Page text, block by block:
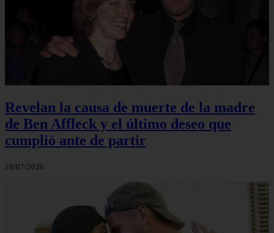
Revelan la causa de muerte de la madre
de Ben Affleck y el último deseo que
cumplió ante de partir
29/07/2026